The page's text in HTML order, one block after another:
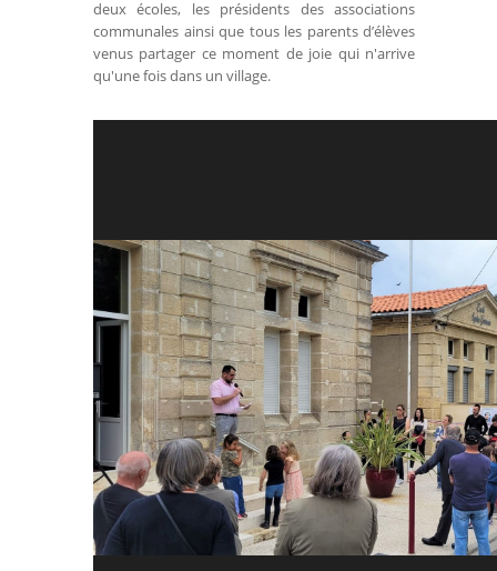
deux écoles, les présidents des associations
communales ainsi que tous les parents d’élèves
venus partager ce moment de joie qui n'arrive
qu'une fois dans un village.